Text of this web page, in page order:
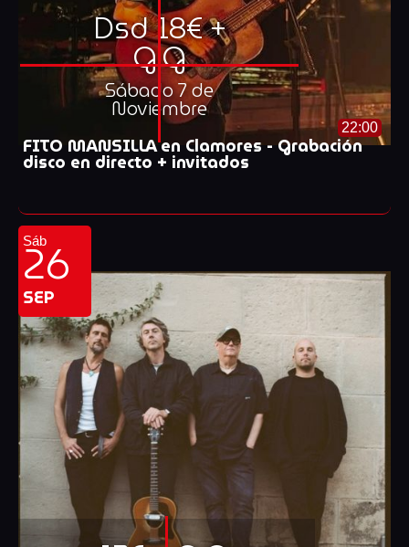
Dsd 18€ +
G.G
Sábado 7 de
Noviembre
22:00
FITO MANSILLA en Clamores - Grabación
disco en directo + invitados
Sáb
26
SEP